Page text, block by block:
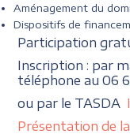
Aménagement du
Dispositifs de
Participation
Inscription : par
téléphone au 06
ou par le TASDA
Présentation de